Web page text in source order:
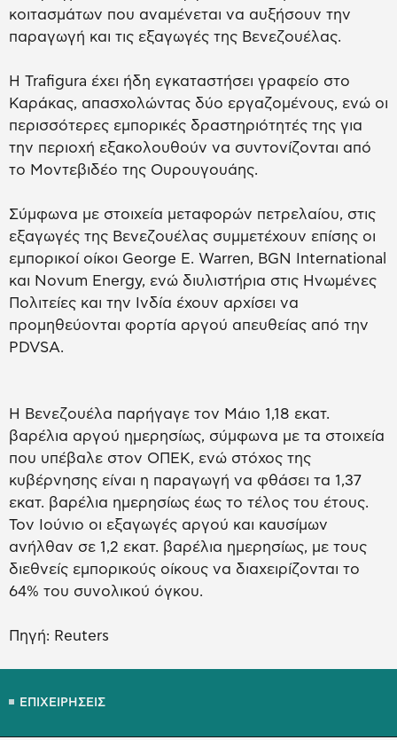
κοιτασμάτων που αναμένεται να αυξήσουν την
παραγωγή και τις εξαγωγές της Βενεζουέλας.
Η Trafigura έχει ήδη εγκαταστήσει γραφείο στο
Καράκας, απασχολώντας δύο εργαζομένους, ενώ οι
περισσότερες εμπορικές δραστηριότητές της για
την περιοχή εξακολουθούν να συντονίζονται από
το Μοντεβιδέο της Ουρουγουάης.
Σύμφωνα με στοιχεία μεταφορών πετρελαίου, στις
εξαγωγές της Βενεζουέλας συμμετέχουν επίσης οι
εμπορικοί οίκοι George E. Warren, BGN International
και Novum Energy, ενώ διυλιστήρια στις Ηνωμένες
Πολιτείες και την Ινδία έχουν αρχίσει να
προμηθεύονται φορτία αργού απευθείας από την
PDVSA.
Η Βενεζουέλα παρήγαγε τον Μάιο 1,18 εκατ.
βαρέλια αργού ημερησίως, σύμφωνα με τα στοιχεία
που υπέβαλε στον ΟΠΕΚ, ενώ στόχος της
κυβέρνησης είναι η παραγωγή να φθάσει τα 1,37
εκατ. βαρέλια ημερησίως έως το τέλος του έτους.
Τον Ιούνιο οι εξαγωγές αργού και καυσίμων
ανήλθαν σε 1,2 εκατ. βαρέλια ημερησίως, με τους
διεθνείς εμπορικούς οίκους να διαχειρίζονται το
64% του συνολικού όγκου.
Πηγή: Reuters
ΕΠΙΧΕΙΡΗΣΕΙΣ